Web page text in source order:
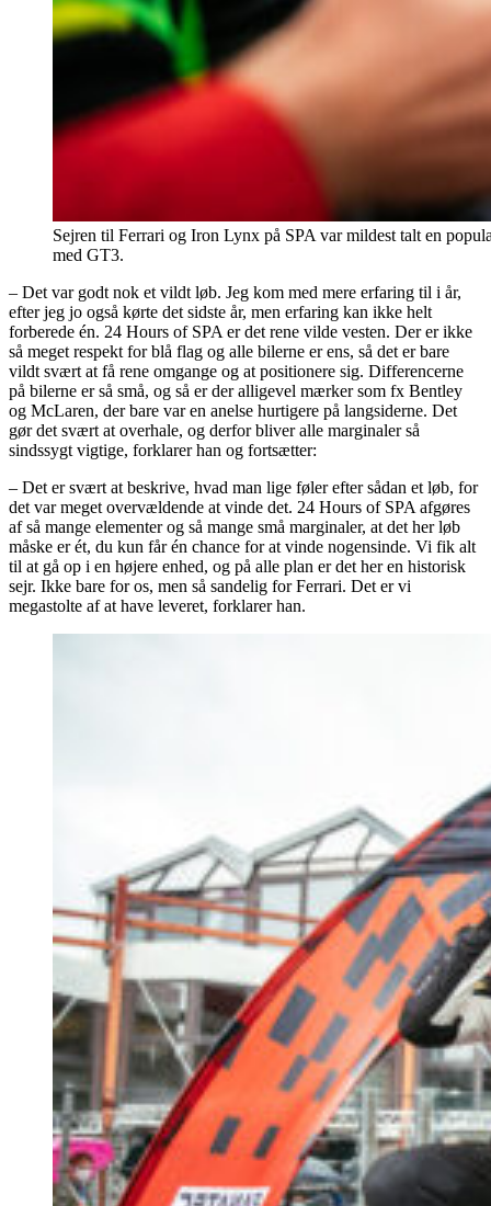
Sejren til Ferrari og Iron Lynx på SPA var mildest talt en
med GT3.
– Det var godt nok et vildt løb. Jeg kom med mere erfaring til i år,
efter jeg jo også kørte det sidste år, men erfaring kan ikke helt
forberede én. 24 Hours of SPA er det rene vilde vesten. Der er ikke
så meget respekt for blå flag og alle bilerne er ens, så det er bare
vildt svært at få rene omgange og at positionere sig. Differencerne
på bilerne er så små, og så er der alligevel mærker som fx Bentley
og McLaren, der bare var en anelse hurtigere på langsiderne. Det
gør det svært at overhale, og derfor bliver alle marginaler så
sindssygt vigtige, forklarer han og fortsætter:
– Det er svært at beskrive, hvad man lige føler efter sådan et løb, for
det var meget overvældende at vinde det. 24 Hours of SPA afgøres
af så mange elementer og så mange små marginaler, at det her løb
måske er ét, du kun får én chance for at vinde nogensinde. Vi fik alt
til at gå op i en højere enhed, og på alle plan er det her en historisk
sejr. Ikke bare for os, men så sandelig for Ferrari. Det er vi
megastolte af at have leveret, forklarer han.